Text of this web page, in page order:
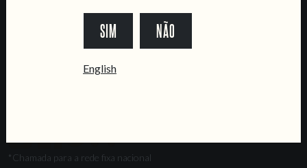
*Chamada para a rede fixa nacional
SIM NÃO
English